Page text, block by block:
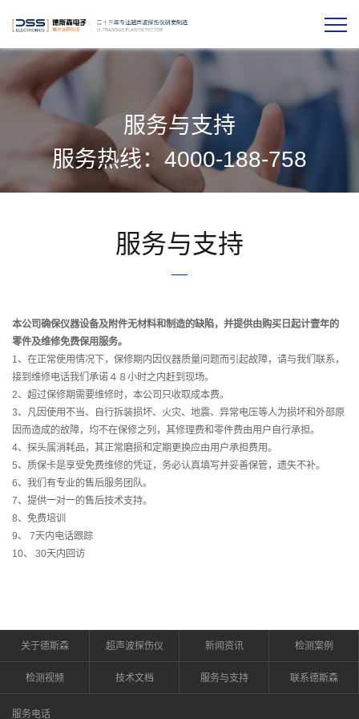
服务与支持
服务热线：4000-188-758
服务与支持
本公司确保仪器设备及附件无材料和制造的缺陷，并提供由购买日起计壹年的
零件及维修免费保用服务。
1、在正常使用情况下，保修期内因仪器质量问题而引起故障，请与我们联系，
接到维修电话我们承诺４８小时之内赶到现场。
2、超过保修期需要维修时，本公司只收取成本费。
3、凡因使用不当、自行拆装损坏、火灾、地震、异常电压等人为损坏和外部原
因而造成的故障，均不在保修之列，其修理费和零件费由用户自行承担。
4、探头属消耗品，其正常磨损和定期更换应由用户承担费用。
5、质保卡是享受免费维修的凭证，务必认真填写并妥善保管，遗失不补。
6、我们有专业的售后服务团队。
7、提供一对一的售后技术支持。
8、免费培训
9、 7天内电话跟踪
10、 30天内回访
关于德斯森 超声波探伤仪 新闻资讯 检测案例
检测视频 技术文档 服务与支持 联系德斯森
服务电话